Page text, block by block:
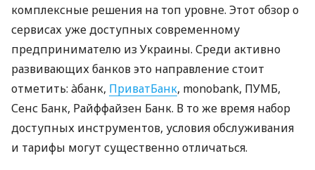
комплексные решения на топ уровне. Этот обзор о
сервисах уже доступных современному
предпринимателю из Украины. Среди активно
развивающих банков это направление стоит
отметить: àбанк, ПриватБанк, monobank, ПУМБ,
Сенс Банк, Райффайзен Банк. В то же время набор
доступных инструментов, условия обслуживания
и тарифы могут существенно отличаться.